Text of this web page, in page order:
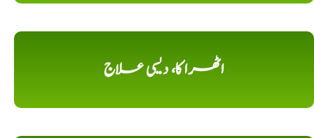
اٹھرا کا، دیسی علاج